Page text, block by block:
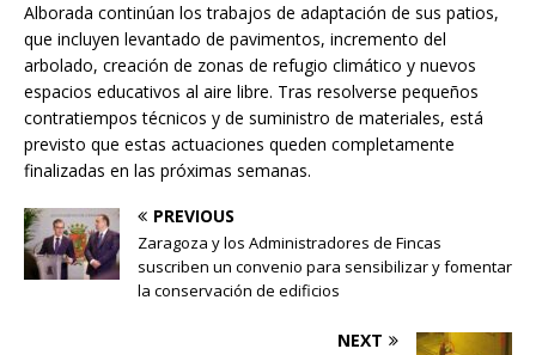
Alborada continúan los trabajos de adaptación de sus patios,
que incluyen levantado de pavimentos, incremento del
arbolado, creación de zonas de refugio climático y nuevos
espacios educativos al aire libre. Tras resolverse pequeños
contratiempos técnicos y de suministro de materiales, está
previsto que estas actuaciones queden completamente
finalizadas en las próximas semanas.
PREVIOUS
Zaragoza y los Administradores de Fincas
suscriben un convenio para sensibilizar y fomentar
la conservación de edificios
NEXT